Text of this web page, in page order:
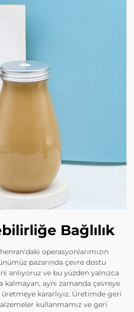
Bağlılık
operasyonlarımızın
pazarında çevre dostu
anlıyoruz ve bu yüzden yalnızca
aynı zamanda çevreye
kararlıyız. Üretimde geri
kullanmamız ve geri